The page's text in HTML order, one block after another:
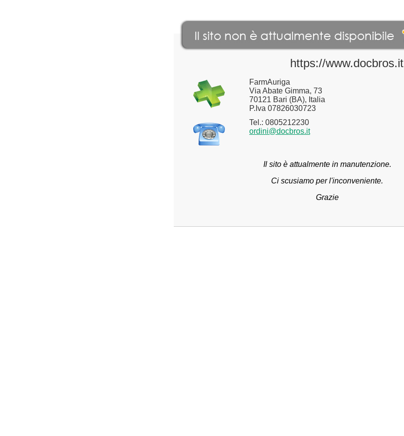
https://www.docbros.it
FarmAuriga
Via Abate Gimma, 73
70121 Bari (BA), Italia
P.Iva 07826030723
Tel.: 0805212230
ordini@docbros.it
Il sito è attualmente in manutenzione.
Ci scusiamo per l'inconveniente.
Grazie